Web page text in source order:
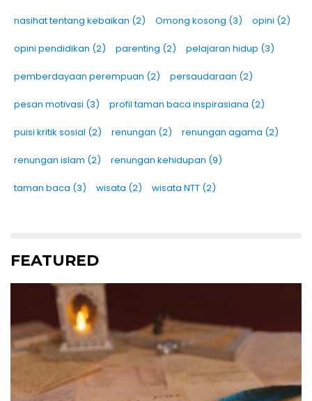
nasihat tentang kebaikan (2) Omong kosong (3) opini (2)
opini pendidikan (2) parenting (2) pelajaran hidup (3)
pemberdayaan perempuan (2) persaudaraan (2)
pesan motivasi (3) profil taman baca inspirasiana (2)
puisi kritik sosial (2) renungan (2) renungan agama (2)
renungan islam (2) renungan kehidupan (9)
taman baca (3) wisata (2) wisata NTT (2)
FEATURED